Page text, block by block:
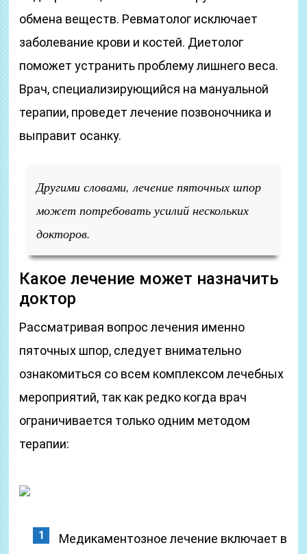
обмена веществ. Ревматолог исключает
заболевание крови и костей. Диетолог
поможет устранить проблему лишнего веса.
Врач, специализирующийся на мануальной
терапии, проведет лечение позвоночника и
выправит осанку.
Другими словами, лечение пяточных шпор
может потребовать усилий нескольких
докторов.
Какое лечение может назначить
доктор
Рассматривая вопрос лечения именно
пяточных шпор, следует внимательно
ознакомиться со всем комплексом лечебных
мероприятий, так как редко когда врач
ограничивается только одним методом
терапии:
Медикаментозное лечение включает в